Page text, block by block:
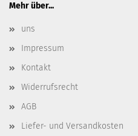
Mehr über...
uns
Impressum
Kontakt
Widerrufsrecht
AGB
Liefer- und Versandkosten